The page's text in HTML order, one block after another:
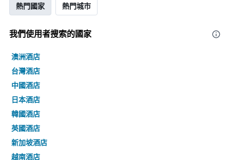
熱門國家 熱門城市
我們使用者搜索的國家
澳洲酒店
台灣酒店
中國酒店
日本酒店
韓國酒店
英國酒店
新加坡酒店
越南酒店